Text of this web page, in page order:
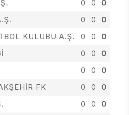
0 0
0
0 0
0
KULÜBÜ A.Ş.
0 0
0
0 0
0
0 0
0
FK
0 0
0
0 0
0